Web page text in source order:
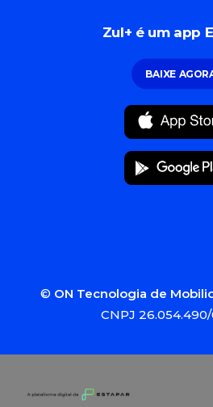
Zul+ é um app
BAIXE
© ON Tecnologia de
CNPJ